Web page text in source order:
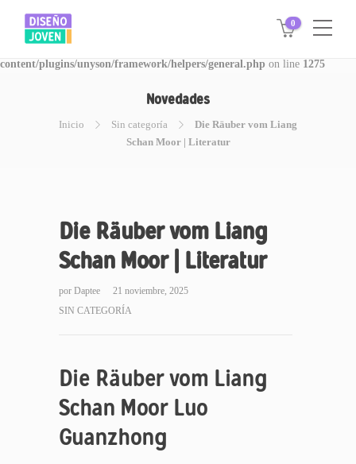
Warning: Invalid argument supplied for foreach() in
/www/disegnojoven.com.ar/htdocs/wp-
content/plugins/unyson/framework/helpers/general.php on line 1275
0
Novedades
Inicio Sin categoría
Die Räuber vom Liang
Schan Moor | Literatur
Die Räuber vom Liang
Schan Moor | Literatur
por Daptee
21 noviembre, 2025
SIN CATEGORÍA
Die Räuber vom Liang
Schan Moor Luo
Guanzhong